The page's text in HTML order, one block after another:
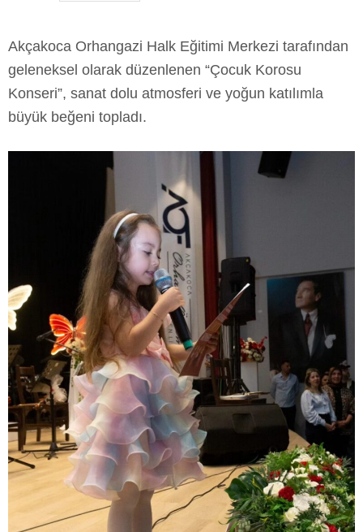
Akçakoca Orhangazi Halk Eğitimi Merkezi tarafından
geleneksel olarak düzenlenen “Çocuk Korosu
Konseri”, sanat dolu atmosferi ve yoğun katılımla
büyük beğeni topladı.